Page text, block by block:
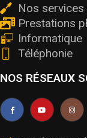
Nos services
Prestations
Informatique
Téléphonie
NOS RÉSEAUX